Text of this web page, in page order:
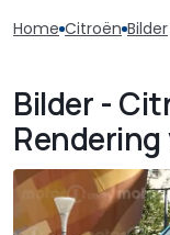
Home Citroën Bilder
Bilder -